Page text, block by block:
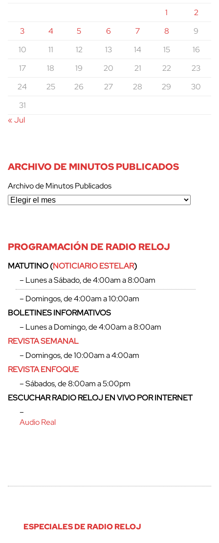
cerrar
1
2
3
4 5 6 7 8
9
10
11 12 13 14 15
16
17
18 19 20 21 22
23
24
25 26 27 28 29
30
31
« Jul
ARCHIVO DE MINUTOS PUBLICADOS
Archivo de Minutos Publicados
PROGRAMACIÓN DE RADIO RELOJ
MATUTINO (NOTICIARIO ESTELAR)
– Lunes a Sábado, de 4:00am a 8:00am
– Domingos, de 4:00am a 10:00am
BOLETINES INFORMATIVOS
– Lunes a Domingo, de 4:00am a 8:00am
REVISTA SEMANAL
– Domingos, de 10:00am a 4:00am
REVISTA ENFOQUE
– Sábados, de 8:00am a 5:00pm
ESCUCHAR RADIO RELOJ EN VIVO POR INTERNET
–
Audio Real
ESPECIALES DE RADIO RELOJ